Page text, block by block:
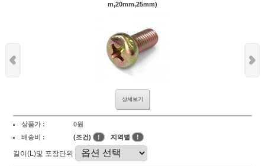
m,20mm,25mm)
상세보기
상품가 :
0원
배송비 :
(조건) ! 지역별 !
길이(L)및 포장단위